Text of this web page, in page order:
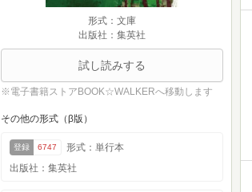
形式：文庫
出版社：集英社
試し読みする
※電子書籍ストアBOOK☆WALKERへ移動します
その他の形式（β版）
登録 6747
形式：単行本
出版社：集英社